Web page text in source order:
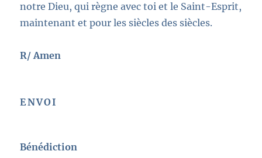
notre Dieu, qui règne avec toi et le Saint-Esprit,
maintenant et pour les siècles des siècles.
R/ Amen
ENVOI
Bénédiction